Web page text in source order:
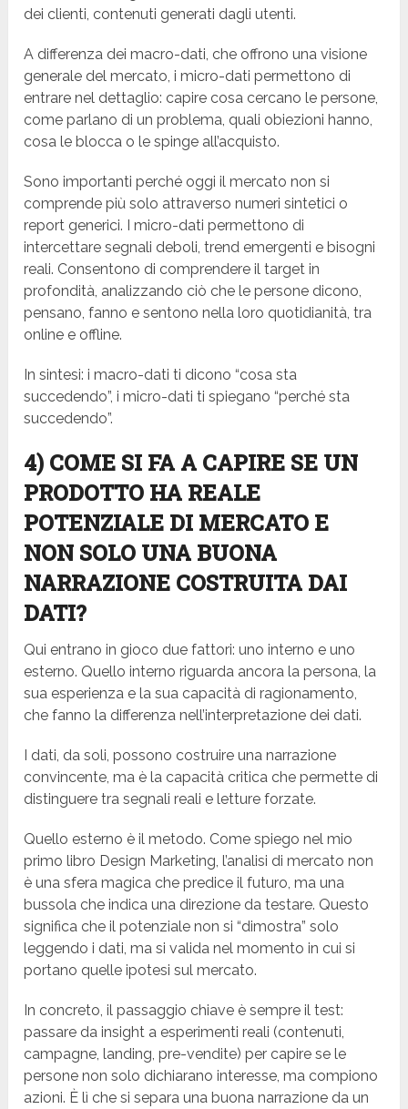
dei clienti, contenuti generati dagli utenti.
A differenza dei macro-dati, che offrono una visione
generale del mercato, i micro-dati permettono di
entrare nel dettaglio: capire cosa cercano le persone,
come parlano di un problema, quali obiezioni hanno,
cosa le blocca o le spinge all’acquisto.
Sono importanti perché oggi il mercato non si
comprende più solo attraverso numeri sintetici o
report generici. I micro-dati permettono di
intercettare segnali deboli, trend emergenti e bisogni
reali. Consentono di comprendere il target in
profondità, analizzando ciò che le persone dicono,
pensano, fanno e sentono nella loro quotidianità, tra
online e offline.
In sintesi: i macro-dati ti dicono “cosa sta
succedendo”, i micro-dati ti spiegano “perché sta
succedendo”.
4) COME SI FA A CAPIRE SE UN
PRODOTTO HA REALE
POTENZIALE DI MERCATO E
NON SOLO UNA BUONA
NARRAZIONE COSTRUITA DAI
DATI?
Qui entrano in gioco due fattori: uno interno e uno
esterno. Quello interno riguarda ancora la persona, la
sua esperienza e la sua capacità di ragionamento,
che fanno la differenza nell’interpretazione dei dati.
I dati, da soli, possono costruire una narrazione
convincente, ma è la capacità critica che permette di
distinguere tra segnali reali e letture forzate.
Quello esterno è il metodo. Come spiego nel mio
primo libro Design Marketing, l’analisi di mercato non
è una sfera magica che predice il futuro, ma una
bussola che indica una direzione da testare. Questo
significa che il potenziale non si “dimostra” solo
leggendo i dati, ma si valida nel momento in cui si
portano quelle ipotesi sul mercato.
In concreto, il passaggio chiave è sempre il test:
passare da insight a esperimenti reali (contenuti,
campagne, landing, pre-vendite) per capire se le
persone non solo dichiarano interesse, ma compiono
azioni. È lì che si separa una buona narrazione da un